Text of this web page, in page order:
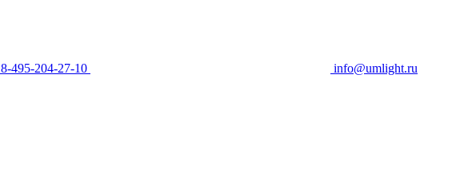
8-495-204-27-10
info@umlight.ru